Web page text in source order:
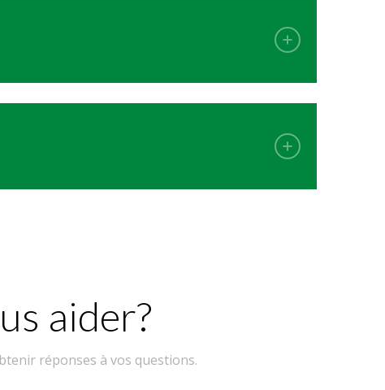
aider?
réponses à vos questions.